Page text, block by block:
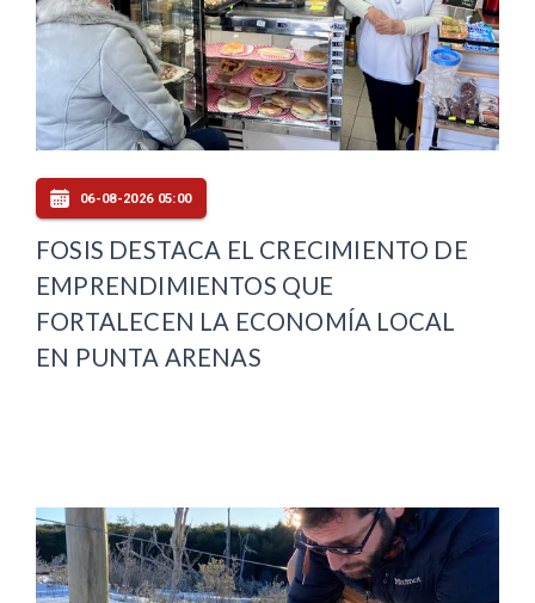
06-08-2026 05:00
FOSIS DESTACA EL CRECIMIENTO DE
EMPRENDIMIENTOS QUE
FORTALECEN LA ECONOMÍA LOCAL
EN PUNTA ARENAS